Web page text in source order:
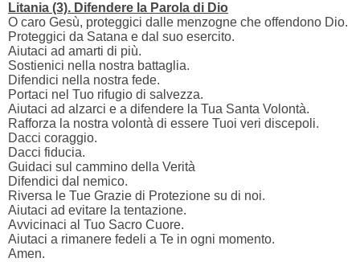
Litania (3). Difendere la Parola di Dio
O caro Gesù, proteggici dalle menzogne che offendono Dio.
Proteggici da Satana e dal suo esercito.
Aiutaci ad amarti di più.
Sostienici nella nostra battaglia.
Difendici nella nostra fede.
Portaci nel Tuo rifugio di salvezza.
Aiutaci ad alzarci e a difendere la Tua Santa Volontà.
Rafforza la nostra volontà di essere Tuoi veri discepoli.
Dacci coraggio.
Dacci fiducia.
Guidaci sul cammino della Verità
Difendici dal nemico.
Riversa le Tue Grazie di Protezione su di noi.
Aiutaci ad evitare la tentazione.
Avvicinaci al Tuo Sacro Cuore.
Aiutaci a rimanere fedeli a Te in ogni momento.
Amen.